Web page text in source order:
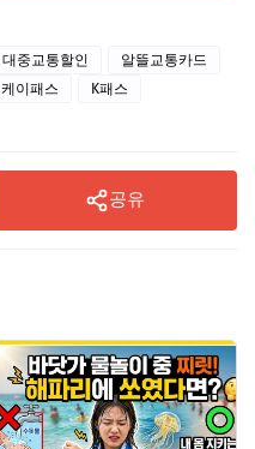
대중교통할인
알뜰교통카드
케이패스 K패스
공유